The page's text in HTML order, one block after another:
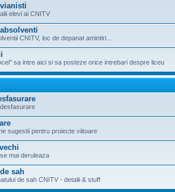
elevi ai CNITV
CNITV, loc de depanat amintiri...
sa intre aici si sa posteze orice intrebari despre liceu
sugestii pentru proiecte viitoare
mai deruleaza
sah
de sah CNITV - detalii & stuff